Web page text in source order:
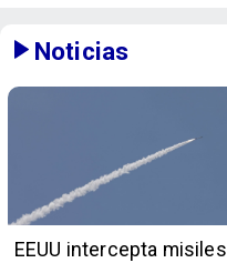
Noticias
EEUU intercepta misiles